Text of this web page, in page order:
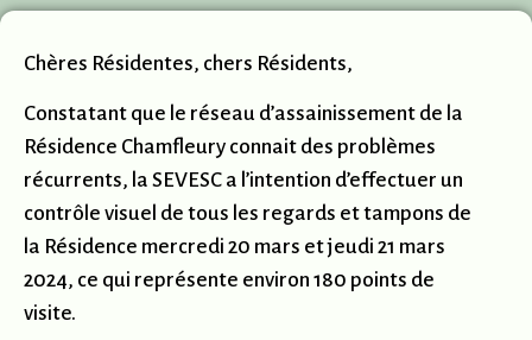
Chères Résidentes, chers Résidents,
Constatant que le réseau d’assainissement de la
Résidence Chamfleury connait des problèmes
récurrents, la SEVESC a l’intention d’effectuer un
contrôle visuel de tous les regards et tampons de
la Résidence mercredi 20 mars et jeudi 21 mars
2024, ce qui représente environ 180 points de
visite.